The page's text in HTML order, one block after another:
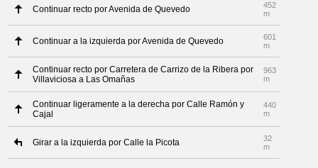
Continuar recto por Avenida de Quevedo
452
m
Continuar a la izquierda por Avenida de Quevedo
601
m
Continuar recto por Carretera de Carrizo de la Ribera por
Villaviciosa a Las Omañas
963
m
Continuar ligeramente a la derecha por Calle Ramón y
Cajal
440
m
Girar a la izquierda por Calle la Picota
32
m